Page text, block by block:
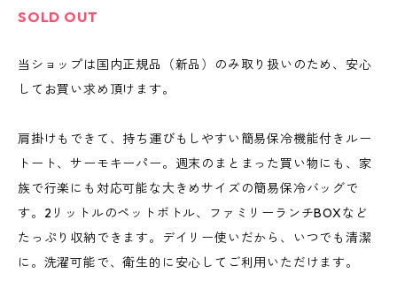
SOLD OUT
当ショップは国内正規品（新品）のみ取り扱いのため、安心
してお買い求め頂けます。
肩掛けもできて、持ち運びもしやすい簡易保冷機能付きルー
トート、サーモキーパー。週末のまとまった買い物にも、家
族で行楽にも対応可能な大きめサイズの簡易保冷バッグで
す。2リットルのペットボトル、ファミリーランチBOXなど
たっぷり収納できます。デイリー使いだから、いつでも清潔
に。洗濯可能で、衛生的に安心してご利用いただけます。